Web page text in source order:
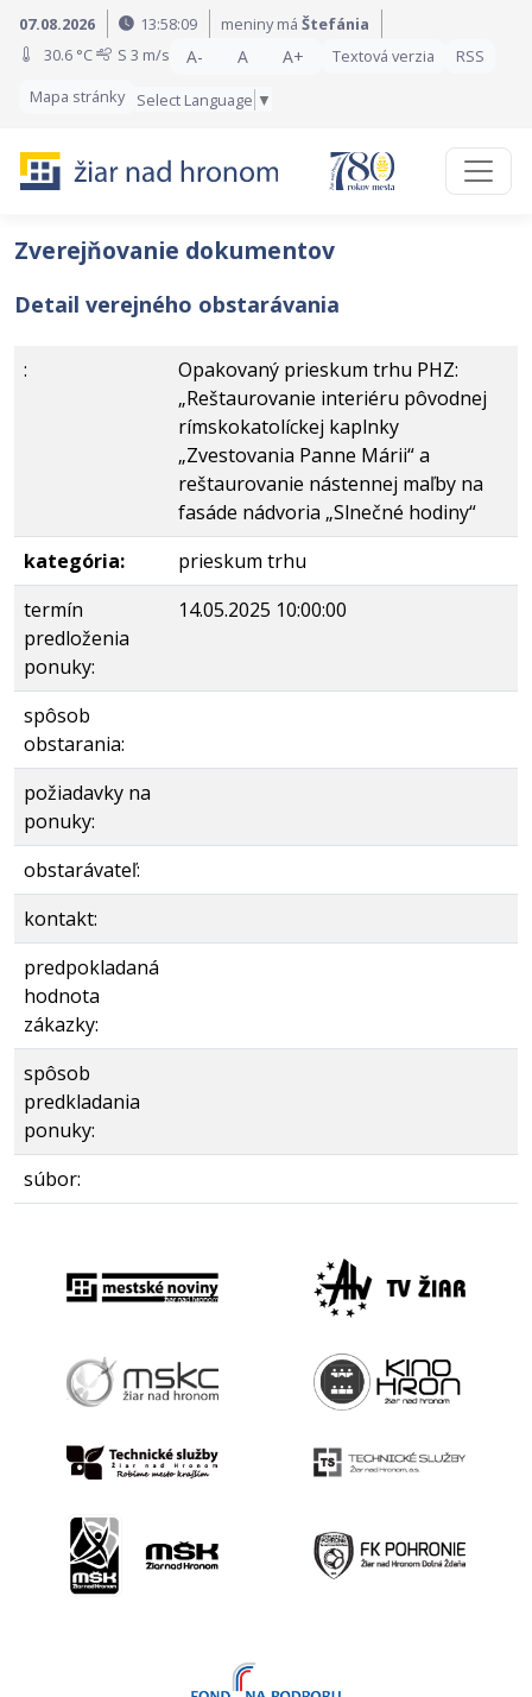
Preskočiť na obsah
Preskočiť na hlavné menu
07.08.2026 13:58:09 meniny máŠtefánia
30.6 °C
S 3 m/s A- A A+ Textová verzia
RSS
Mapa stránky
Select Language ▼
Zverejňovanie dokumentov
Detail verejného obstarávania
:
Opakovaný prieskum trhu PHZ:
„Reštaurovanie interiéru pôvodnej
rímskokatolíckej kaplnky
„Zvestovania Panne Márii“ a
reštaurovanie nástennej maľby na
fasáde nádvoria „Slnečné hodiny“
kategória:
prieskum trhu
termín
predloženia
ponuky:
14.05.2025 10:00:00
spôsob
obstarania:
požiadavky na
ponuky:
obstarávateľ:
kontakt:
predpokladaná
hodnota
zákazky:
spôsob
predkladania
ponuky:
súbor: